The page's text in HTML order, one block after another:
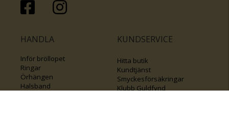
HANDLA
Inför bröllopet
Ringar
Örhängen
Halsband
KUNDSERVICE
Hitta butik
Kundtjänst
Smyckesförsäkringar
Klubb Guldfynd